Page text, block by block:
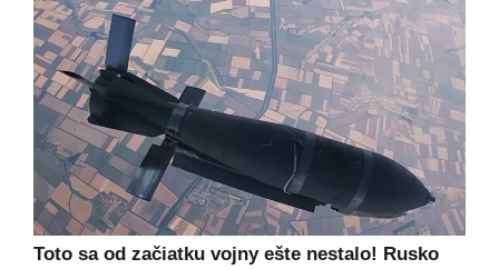
Toto sa od začiatku vojny ešte nestalo! Rusko